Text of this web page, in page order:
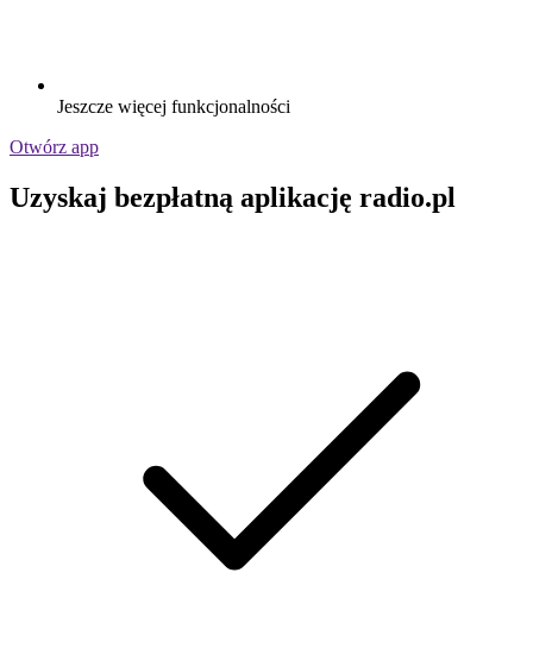
Jeszcze więcej funkcjonalności
Otwórz app
Uzyskaj bezpłatną aplikację radio.pl